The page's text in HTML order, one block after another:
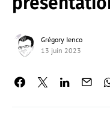
Grégory Ienco
13 juin 2023